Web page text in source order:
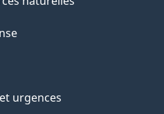
urgences